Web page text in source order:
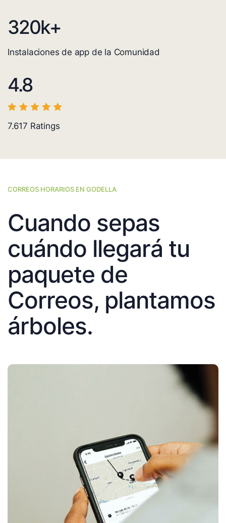
320k+
Instalaciones de app de la Comunidad
4.8
7.617 Ratings
CORREOS HORARIOS EN GODELLA
Cuando sepas
cuándo llegará tu
paquete de
Correos, plantamos
árboles.